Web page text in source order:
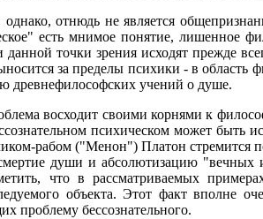
отнюдь не является
есть мнимое понятие, лишенное
точки зрения исходят прежде
за пределы психики - в
древнефилософских учений о душе.
восходит своими корнями к
психическом может
рабом ("Менон") Платон стремится
души и абсолютизацию
что в рассматриваемых
объекта. Этот факт вполне
проблему бессознательного.